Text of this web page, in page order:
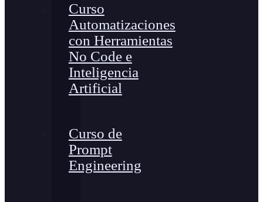
Curso
Automatizaciones
con Herramientas
No Code e
Inteligencia
Artificial
Curso de
Prompt
Engineering